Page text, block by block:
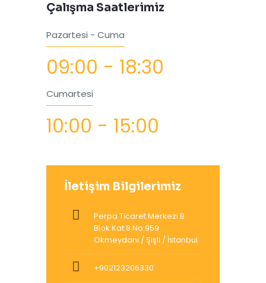
Çalışma Saatlerimiz
Pazartesi - Cuma
09:00 - 18:30
Cumartesi
10:00 - 15:00
İletişim Bilgilerimiz
Perpa Ticaret Merkezi B
Blok Kat:8 No:959
Okmeydanı / Şişli / İstanbul
+902123206330